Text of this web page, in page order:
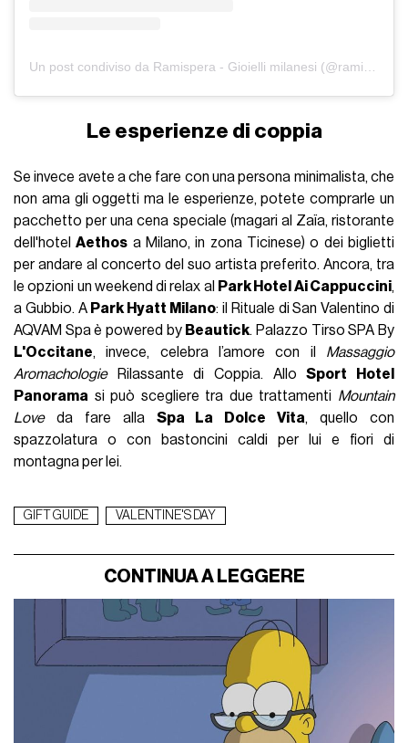
Le esperienze di coppia
Se invece avete a che fare con una persona minimalista, che
non ama gli oggetti ma le esperienze, potete comprarle un
pacchetto per una cena speciale (magari al Zaïa, ristorante
dell'hotelAethos a Milano, in zona Ticinese) o dei biglietti
per andare al concerto del suo artista preferito. Ancora, tra
le opzioni un weekend di relax al Park Hotel Ai Cappuccini,
a Gubbio. A Park Hyatt Milano: il Rituale di San Valentino di
AQVAM Spa è powered by Beautick. Palazzo Tirso SPA By
L'Occitane, invece, celebra l’amore con il Massaggio
AromachologieRilassante di Coppia. AlloSport Hotel
Panorama si può scegliere tra due trattamenti Mountain
Loveda fare alla Spa La Dolce Vita, quello con
spazzolatura o con bastoncini caldi per lui e fiori di
montagna per lei.
GIFT GUIDE VALENTINE'S DAY
CONTINUA A LEGGERE